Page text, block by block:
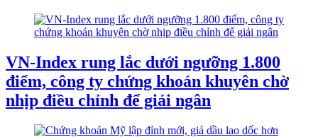
VN-Index rung lắc dưới ngưỡng 1.800
điểm, công ty chứng khoán khuyên chờ
nhịp điều chỉnh để giải ngân